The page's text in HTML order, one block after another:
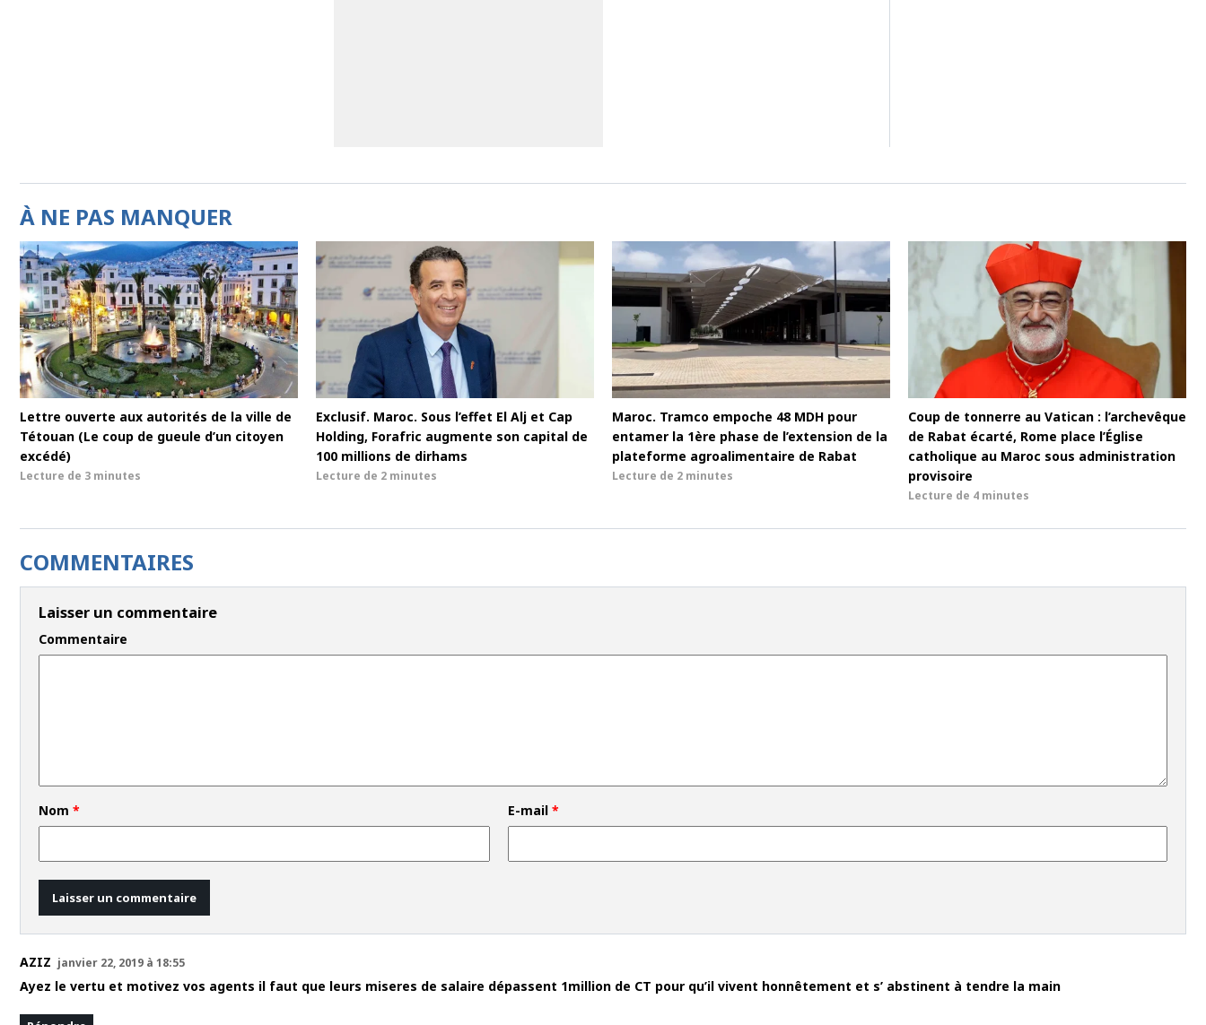
À NE PAS MANQUER
Lettre ouverte aux autorités de la ville de
Tétouan (Le coup de gueule d’un citoyen
excédé)
Lecture de 3 minutes
Exclusif. Maroc. Sous l’effet El Alj et Cap
Holding, Forafric augmente son capital de
100 millions de dirhams
Lecture de 2 minutes
Maroc. Tramco empoche 48 MDH pour
entamer la 1ère phase de l’extension de la
plateforme agroalimentaire de Rabat
Lecture de 2 minutes
Coup de tonnerre au Vatican : l’archevêque
de Rabat écarté, Rome place l’Église
catholique au Maroc sous administration
provisoire
Lecture de 4 minutes
COMMENTAIRES
Laisser un commentaire
Commentaire
Nom * E-mail*
AZIZ janvier 22, 2019 à 18:55
Ayez le vertu et motivez vos agents il faut que leurs miseres de salaire dépassent 1million de CT pour qu’il vivent honnêtement et s’ abstinent à tendre la main